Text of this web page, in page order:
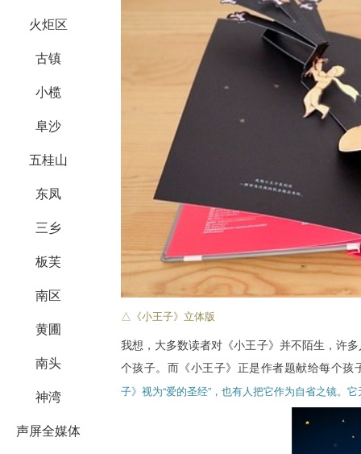
火炬区
古镇
小榄
阜沙
五桂山
东凤
三乡
板芙
南区
黄圃
南头
神湾
声屏全媒体
△《小王子》立体版
我想，大多数读者对《小王子》并不陌生，许
个孩子。而《小王子》正是作者题献给每个
子》视为“爱的圣经”，也有人把它作为自省之镜。